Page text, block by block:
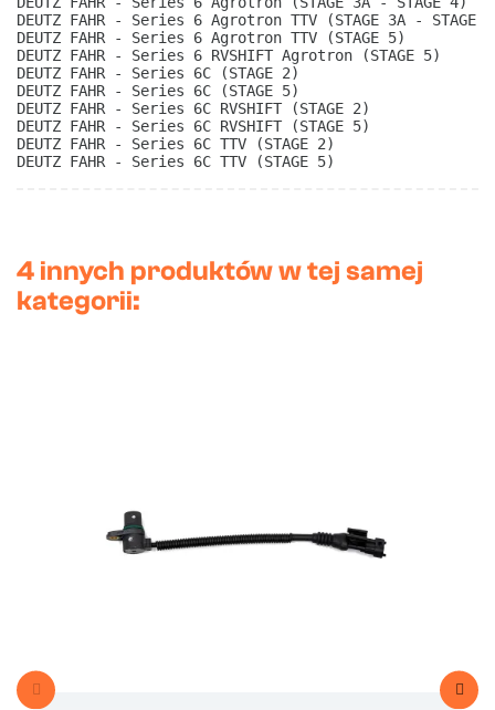
DEUTZ FAHR - Series 6 Agrotron TTV (STAGE 3A - STAGE
DEUTZ FAHR - Series 6 Agrotron TTV (STAGE 5)
DEUTZ FAHR - Series 6 RVSHIFT Agrotron (STAGE 5)
DEUTZ FAHR - Series 6C (STAGE 2)
DEUTZ FAHR - Series 6C (STAGE 5)
DEUTZ FAHR - Series 6C RVSHIFT (STAGE 2)
DEUTZ FAHR - Series 6C RVSHIFT (STAGE 5)
DEUTZ FAHR - Series 6C TTV (STAGE 2)
DEUTZ FAHR - Series 6C TTV (STAGE 5)
4 innych produktów w tej samej
kategorii: